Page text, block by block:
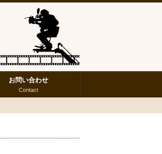
お問い合わせ
Contact